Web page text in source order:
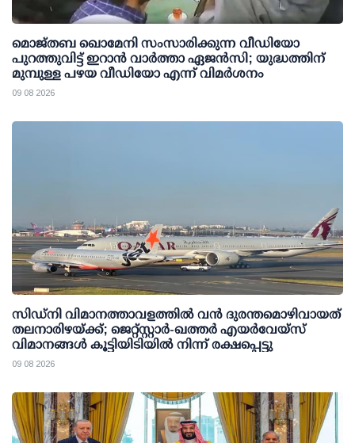
മൊജ്തബ ഖൊമേനി സംസാരിക്കുന്ന വീഡിയോ
പുറത്തുവിട്ട് ഇറാന്‍ വാര്‍ത്താ ഏജന്‍സി; യുദ്ധത്തിന്
മുമ്പുള്ള പഴയ വീഡിയോ എന്ന് വിമര്‍ശനം
09 08 2026
സിഡ്‌നി വിമാനത്താവളത്തിൽ വൻ ദുരന്തമൊഴിവായത്
തലനാരിഴയ്ക്ക്; ജെറ്റ്‌സ്റ്റാർ-ഖത്തർ എയർവേയ്‌സ്
വിമാനങ്ങൾ കൂട്ടിയിടിയിൽ നിന്ന് രക്ഷപ്പെട്ടു
09 08 2026